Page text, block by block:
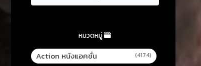
หมวดหมู่
Action หนังแอคชั่น (4174)